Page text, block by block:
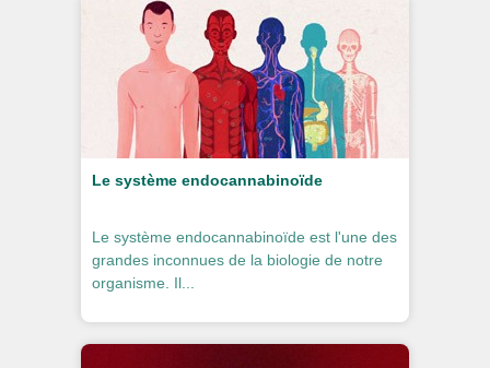
Le système endocannabinoïde
Le système endocannabinoïde est l'une des
grandes inconnues de la biologie de notre
organisme. Il...